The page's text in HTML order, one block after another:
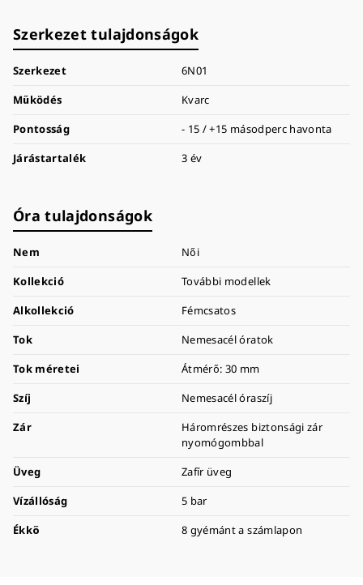
Szerkezet tulajdonságok
Szerkezet
6N01
Működés
Kvarc
Pontosság
- 15 / +15 másodperc havonta
Járástartalék
3 év
Óra tulajdonságok
Nem
Női
Kollekció
További modellek
Alkollekció
Fémcsatos
Tok
Nemesacél óratok
Tok méretei
Átmérő: 30 mm
Szíj
Nemesacél óraszíj
Zár
Háromrészes biztonsági zár
nyomógombbal
Üveg
Zafír üveg
Vízállóság
5 bar
Ékkő
8 gyémánt a számlapon